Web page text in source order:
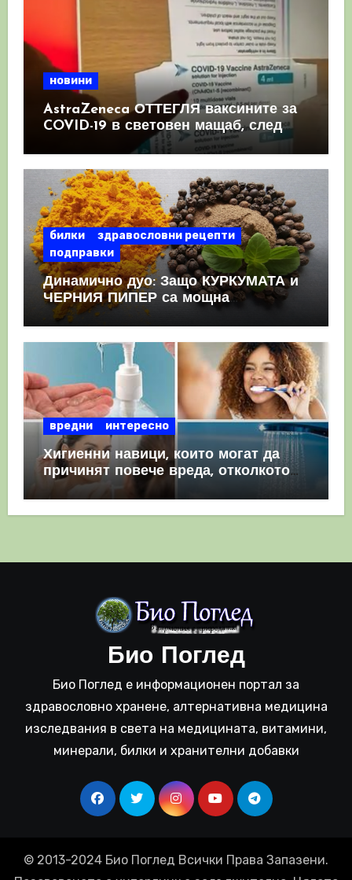
новини
AstraZeneca ОТТЕГЛЯ ваксините за
COVID-19 в световен мащаб, след
като призна, че те причиняват
билки
здравословни рецепти
подправки
Динамично дуо: Защо КУРКУМАТА и
ЧЕРНИЯ ПИПЕР са мощна
комбинация
вредни интересно
Хигиенни навици, които могат да
причинят повече вреда, отколкото
полза
Био Поглед
Био Поглед е информационен портал за
здравословно хранене, алтернативна медицина
изследвания в света на медицината, витамини,
минерали, билки и хранителни добавки
© 2013-2024 Био Поглед Всички Права Запазени.